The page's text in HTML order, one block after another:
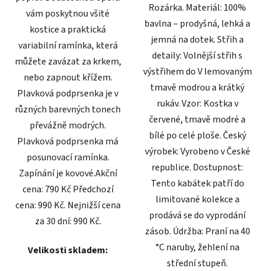
vám poskytnou všité
kostice a praktická
variabilní ramínka, která
můžete zavázat za krkem,
nebo zapnout křížem.
Plavková podprsenka je v
různých barevných tonech
převážně modrých.
Plavková podprsenka má
posunovací ramínka.
Zapínání je kovové.Akční
cena: 790 Kč Předchozí
cena: 990 Kč. Nejnižší cena
za 30 dní: 990 Kč.
Velikosti skladem:
Rozárka. Materiál: 100%
bavlna – prodyšná, lehká a
jemná na dotek. Střih a
detaily: Volnější střih s
výstřihem do V lemovaným
tmavě modrou a krátký
rukáv. Vzor: Kostka v
červené, tmavě modré a
bílé po celé ploše. Český
výrobek: Vyrobeno v České
republice. Dostupnost:
Tento kabátek patří do
limitované kolekce a
prodává se do vyprodání
zásob. Údržba: Praní na 40
°C naruby, žehlení na
střední stupeň.